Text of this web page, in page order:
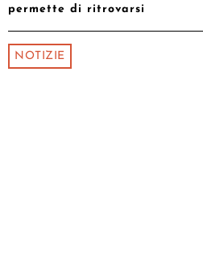
permette di ritrovarsi
NOTIZIE